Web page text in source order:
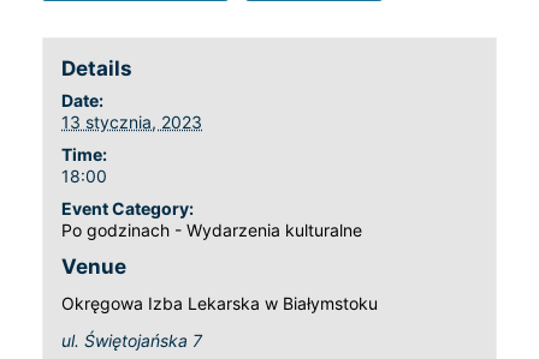
Details
Date:
13 stycznia, 2023
Time:
18:00
Event Category:
Po godzinach - Wydarzenia kulturalne
Venue
Okręgowa Izba Lekarska w Białymstoku
ul. Świętojańska 7